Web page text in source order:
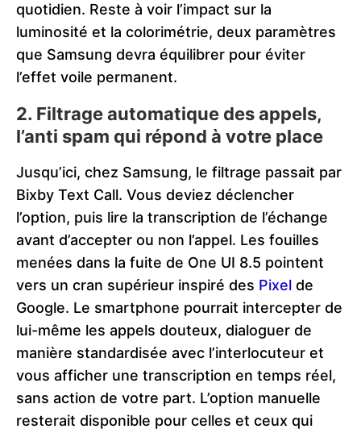
quotidien. Reste à voir l’impact sur la
luminosité et la colorimétrie, deux paramètres
que Samsung devra équilibrer pour éviter
l’effet voile permanent.
2. Filtrage automatique des appels,
l’anti spam qui répond à votre place
Jusqu’ici, chez Samsung, le filtrage passait par
Bixby Text Call. Vous deviez déclencher
l’option, puis lire la transcription de l’échange
avant d’accepter ou non l’appel. Les fouilles
menées dans la fuite de One UI 8.5 pointent
vers un cran supérieur inspiré des Pixel de
Google. Le smartphone pourrait intercepter de
lui-même les appels douteux, dialoguer de
manière standardisée avec l’interlocuteur et
vous afficher une transcription en temps réel,
sans action de votre part. L’option manuelle
resterait disponible pour celles et ceux qui